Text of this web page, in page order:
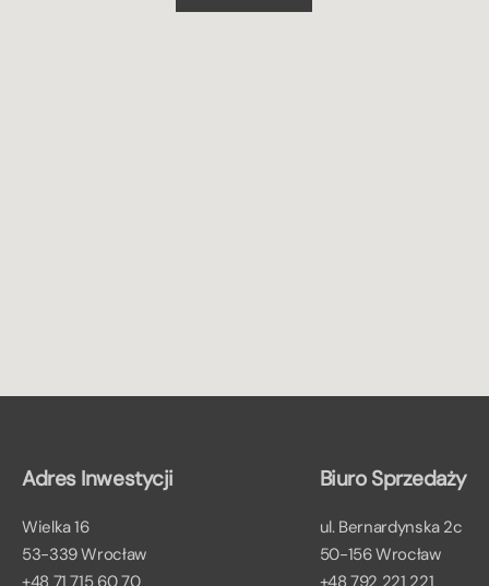
Adres Inwestycji
Wielka 16
53-339 Wrocław
+48 71 715 60 70
Biuro Sprzedaży
ul. Bernardynska 2c
50-156 Wrocław
+48 792 221 221